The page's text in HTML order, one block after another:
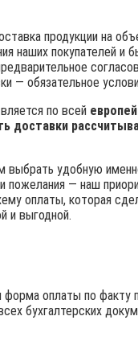
продукции на
наших покупателей и
— обязательное
по всей
доставки
выбрать удобную
пожелания — наш
оплаты, которая
и выгодной.
форма оплаты по факту
бухгалтерских